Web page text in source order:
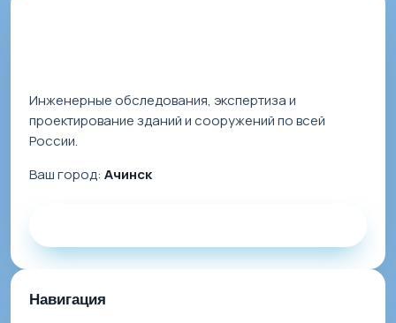
Инженерные обследования, экспертиза и
проектирование зданий и сооружений по всей
России.
Ваш город: Ачинск
Навигация